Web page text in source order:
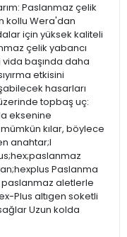
Paslanmaz çelik
kollu Wera'dan
için yüksek kaliteli
çelik yabancı
vida başında daha
etkisini
hasarları
topbaş uç:
eksenine
mümkün kılar, böylece
anahtar;l
Paslanma
aletlerle
Plus altıgen soketli
Uzun kolda